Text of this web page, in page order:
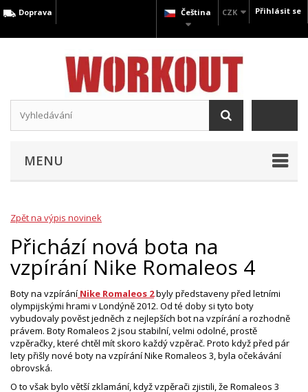
Přihlásit se
CZK
Čeština
Doprava
MENU
Zpět na výpis novinek
Přichází nová bota na
vzpírání Nike Romaleos 4
Boty na vzpírání Nike Romaleos 2byly představeny před letními
olympijskými hrami v Londýně 2012. Od té doby si tyto boty
vybudovaly pověst jedněch z nejlepších bot na vzpírání a rozhodně
právem. Boty Romaleos 2 jsou stabilní, velmi odolné, prostě
vzpěračky, které chtěl mít skoro každý vzpěrač. Proto když před pár
lety přišly nové boty na vzpírání Nike Romaleos 3, byla očekávání
obrovská.
O to však bylo větší zklamání, když vzpěrači zjistili, že Romaleos 3